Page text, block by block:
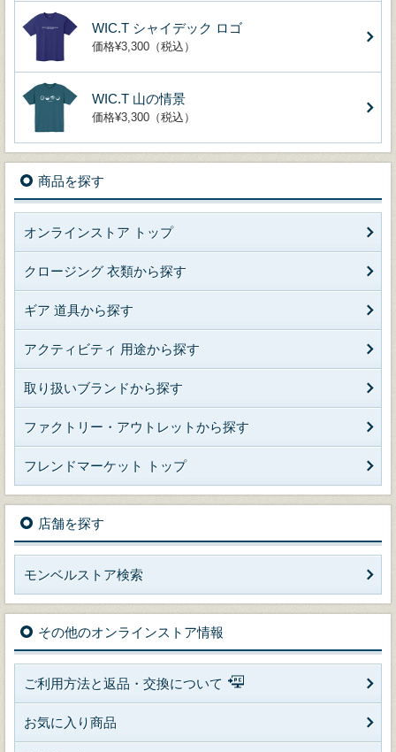
WIC.T シャイデック ロゴ
価格¥3,300（税込）
WIC.T 山の情景
価格¥3,300（税込）
商品を探す
オンラインストア トップ
クロージング 衣類から探す
ギア 道具から探す
アクティビティ 用途から探す
取り扱いブランドから探す
ファクトリー・アウトレットから探す
フレンドマーケット トップ
店舗を探す
モンベルストア検索
その他のオンラインストア情報
ご利用方法と返品・交換について
お気に入り商品